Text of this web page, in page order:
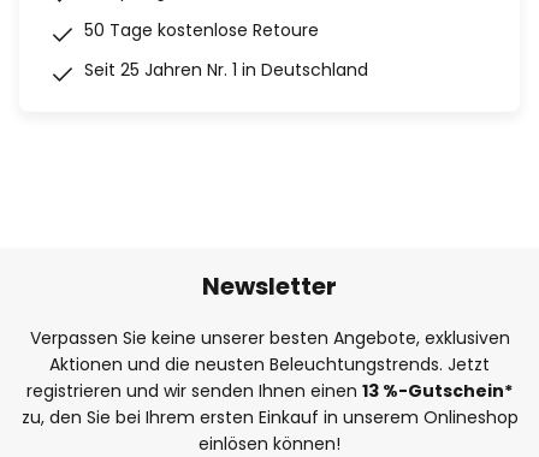
50 Tage kostenlose Retoure
Seit 25 Jahren Nr. 1 in Deutschland
Newsletter
Verpassen Sie keine unserer besten Angebote, exklusiven
Aktionen und die neusten Beleuchtungstrends. Jetzt
registrieren und wir senden Ihnen einen 13 %-Gutschein*
zu, den Sie bei Ihrem ersten Einkauf in unserem Onlineshop
einlösen können!